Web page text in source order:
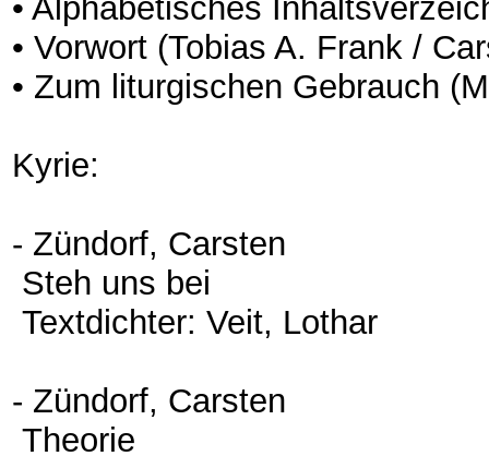
• Alphabetisches
• Vorwort (Tobias A. Frank /
• Zum liturgischen Gebrauch
Kyrie:
- Zündorf, Carsten
Steh uns bei
Textdichter: Veit, Lothar
- Zündorf, Carsten
Theorie